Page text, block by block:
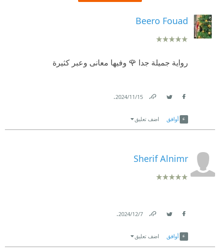
Beero Fouad
رواية جميلة جدا 🌹 وفيها معانى وعبر كثيرة
15‏/11‏/2024
.
أوافق اضف تعليق
Sherif Alnimr
7‏/12‏/2024
.
أوافق اضف تعليق